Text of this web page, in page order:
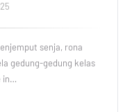
senja, rona
gedung-gedung kelas
in…